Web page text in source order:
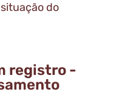
do
registro -